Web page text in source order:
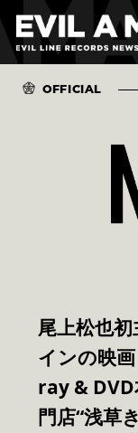
OFFICIAL
尾上松也
インの映
ray & DVD
門店“浅草